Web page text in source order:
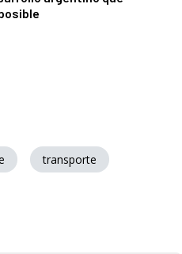
transporte